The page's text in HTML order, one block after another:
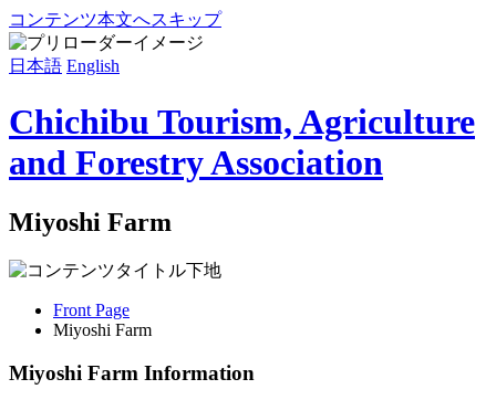
コンテンツ本文へスキップ
日本語 English
Chichibu Tourism, Agriculture
and Forestry Association
Miyoshi Farm
Front Page
Miyoshi Farm
Miyoshi Farm Information